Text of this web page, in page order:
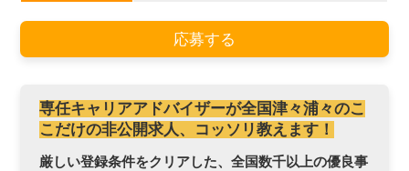
応募する
専任キャリアアドバイザーが全国津々浦々のこ
こだけの非公開求人、コッソリ教えます！
厳しい登録条件をクリアした、全国数千以上の優良事